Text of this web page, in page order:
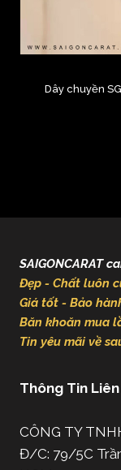
Dây chuyền
SAIGONCARAT
Đẹp - Chất luôn
Giá tốt - Bảo
Băn khoăn mua
Tin yêu mãi về
Thông Tin Liên
CÔNG TY
Đ/C: 79/5C